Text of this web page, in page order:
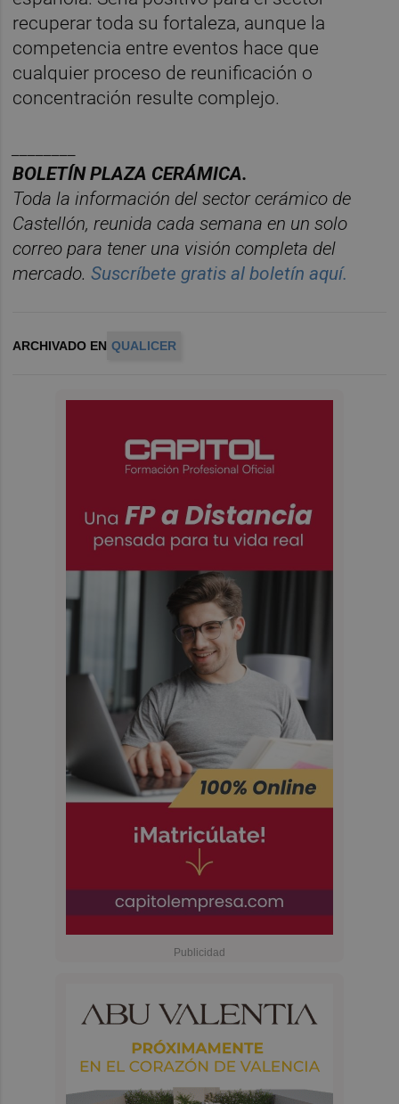
recuperar toda su fortaleza, aunque la
competencia entre eventos hace que
cualquier proceso de reunificación o
concentración resulte complejo.
BOLETÍN PLAZA CERÁMICA.
Toda la información del sector cerámico de
Castellón, reunida cada semana en un solo
correo para tener una visión completa del
mercado. Suscríbete gratis al boletín aquí.
ARCHIVADO EN QUALICER